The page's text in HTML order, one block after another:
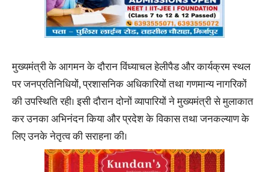
मुख्यमंत्री के आगमन के दौरान विंध्याचल हेलीपैड और कार्यक्रम स्थल
पर जनप्रतिनिधियों, प्रशासनिक अधिकारियों तथा गणमान्य नागरिकों
की उपस्थिति रही। इसी दौरान दोनों व्यापारियों ने मुख्यमंत्री से मुलाकात
कर उनका अभिनंदन किया और प्रदेश के विकास तथा जनकल्याण के
लिए उनके नेतृत्व की सराहना की।